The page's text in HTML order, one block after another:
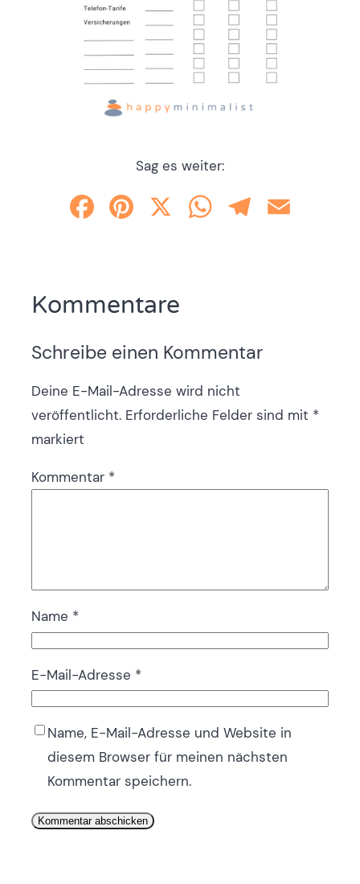
Sag es weiter:
FacebookPinterest WhatsAppTelegram
Kommentare
Schreibe einen Kommentar
Deine E-Mail-Adresse wird nicht
veröffentlicht. Erforderliche Felder sind mit *
markiert
Kommentar *
Name *
E-Mail-Adresse *
Name, E-Mail-Adresse und Website in
diesem Browser für meinen nächsten
Kommentar speichern.